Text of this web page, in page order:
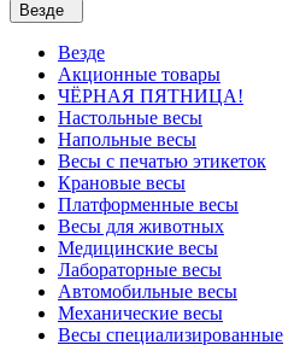
Везде
Везде
Акционные товары
ЧЁРНАЯ ПЯТНИЦА!
Настольные весы
Напольные весы
Весы с печатью этикеток
Крановые весы
Платформенные весы
Весы для животных
Медицинские весы
Лабораторные весы
Автомобильные весы
Механические весы
Весы специализированные